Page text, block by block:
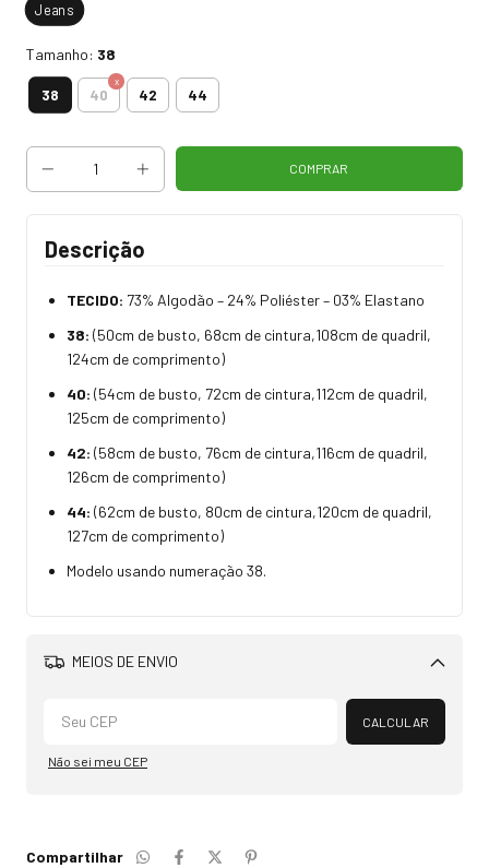
Jeans
Tamanho: 38
38 40 42 44
Descrição
TECIDO: 73% Algodão – 24% Poliéster – 03% Elastano
38: (50cm de busto, 68cm de cintura,108cm de quadril,
124cm de comprimento)
40: (54cm de busto, 72cm de cintura,112cm de quadril,
125cm de comprimento)
42: (58cm de busto, 76cm de cintura,116cm de quadril,
126cm de comprimento)
44: (62cm de busto, 80cm de cintura,120cm de quadril,
127cm de comprimento)
Modelo usando numeração 38.
MEIOS DE ENVIO
Alterar CEP
CALCULAR
Não sei meu CEP
Compartilhar